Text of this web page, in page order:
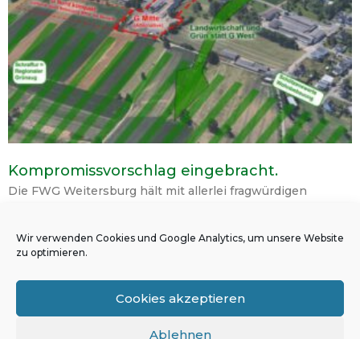
Wir verwenden Cookies und Google Analytics, um unsere Website
zu optimieren.
Cookies akzeptieren
Ablehnen
Kompromissvorschlag eingebracht.
Die FWG Weitersburg hält mit allerlei fragwürdigen
Gewerbesteuereinnahmen. Klar diese sind beim